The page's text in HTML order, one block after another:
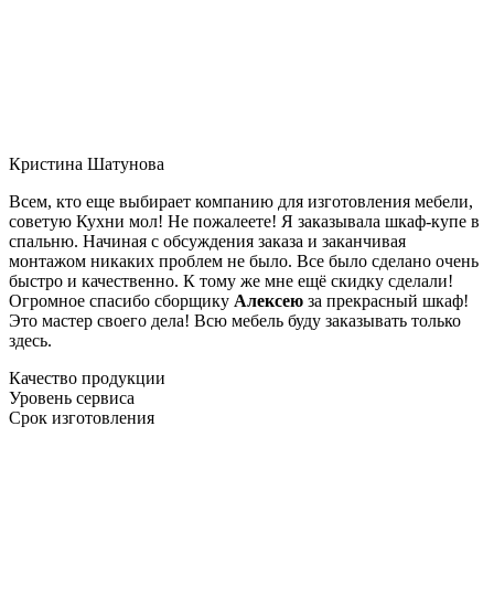
Кристина Шатунова
Всем, кто еще выбирает компанию для изготовления мебели,
советую Кухни мол! Не пожалеете! Я заказывала шкаф-купе в
спальню. Начиная с обсуждения заказа и заканчивая
монтажом никаких проблем не было. Все было сделано очень
быстро и качественно. К тому же мне ещё скидку сделали!
Огромное спасибо сборщику Алексею за прекрасный шкаф!
Это мастер своего дела! Всю мебель буду заказывать только
здесь.
Качество продукции
Уровень сервиса
Срок изготовления